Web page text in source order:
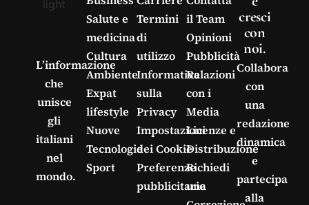
L’informazione
che
unisce
gli
italiani
nel
mondo.
Salute e
medicina
Cultura
Ambiente
Expat
lifestyle
Nuove
Tecnologie
Sport
Termini
di
utilizzo
Informativa
sulla
Privacy
Impostazioni
dei Cookie
Preferenze
pubblicitarie
il Team
Opinioni
Pubblicità
Relazioni
con i
Media
Licenze e
Distribuzione
Richiedi
una
cresci
con
noi.
Collabora
con
una
redazione
dinamica
e
partecipa
alla